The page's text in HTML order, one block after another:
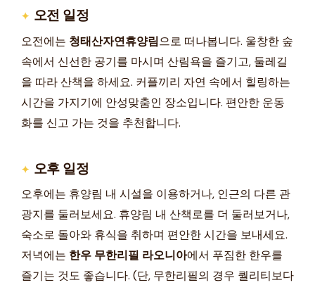
오전 일정
오전에는 청태산자연휴양림으로 떠나봅니다. 울창한 숲
속에서 신선한 공기를 마시며 산림욕을 즐기고, 둘레길
을 따라 산책을 하세요. 커플끼리 자연 속에서 힐링하는
시간을 가지기에 안성맞춤인 장소입니다. 편안한 운동
화를 신고 가는 것을 추천합니다.
오후 일정
오후에는 휴양림 내 시설을 이용하거나, 인근의 다른 관
광지를 둘러보세요. 휴양림 내 산책로를 더 둘러보거나,
숙소로 돌아와 휴식을 취하며 편안한 시간을 보내세요.
저녁에는 한우 무한리필 라오니아에서 푸짐한 한우를
즐기는 것도 좋습니다. (단, 무한리필의 경우 퀄리티보다